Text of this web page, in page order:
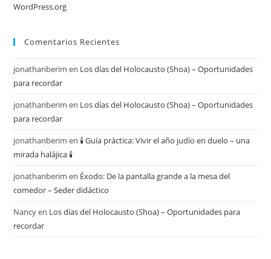
WordPress.org
Comentarios Recientes
jonathanberim en Los días del Holocausto (Shoa) – Oportunidades
para recordar
jonathanberim en Los días del Holocausto (Shoa) – Oportunidades
para recordar
jonathanberim en🕯️ Guía práctica: Vivir el año judío en duelo – una
mirada halájica 🕯️
jonathanberim en Éxodo: De la pantalla grande a la mesa del
comedor – Seder didáctico
Nancyen Los días del Holocausto (Shoa) – Oportunidades para
recordar